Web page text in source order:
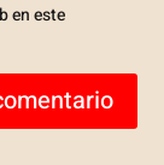
en este